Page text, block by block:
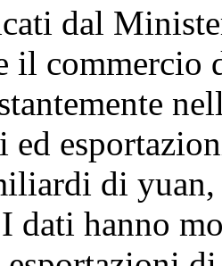
dal
il commercio
ed
di
dati hanno